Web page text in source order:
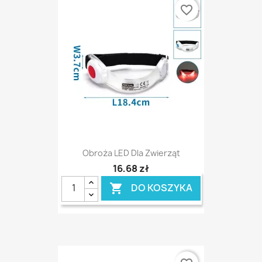
Obroża LED Dla Zwierząt
16,68 zł
 DO KOSZYKA
favorite_border